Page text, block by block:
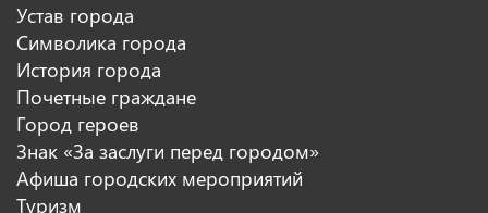
Устав города
Символика города
История города
Почетные граждане
Город героев
Знак «За заслуги перед городом»
Афиша городских мероприятий
Туризм